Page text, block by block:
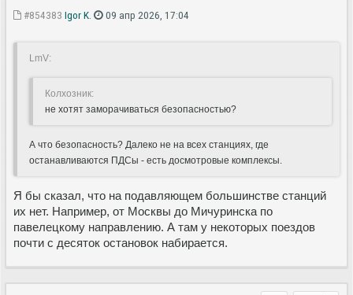
#854383 Igor K. 09 апр 2026, 17:04
LmV:
Колхозник:
не хотят заморачиваться безопасностью?
А что безопасность? Далеко не на всех станциях, где
останавливаются ПДСы - есть досмотровые комплексы.
Я бы сказал, что на подавляющем большинстве станций
их нет. Например, от Москвы до Мичуринска по
павелецкому направлению. А там у некоторых поездов
почти с десяток остановок набирается.